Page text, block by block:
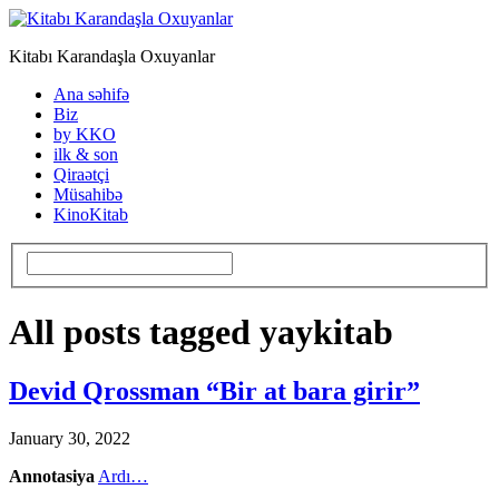
Kitabı Karandaşla Oxuyanlar
Ana səhifə
Biz
by KKO
ilk & son
Qiraətçi
Müsahibə
KinoKitab
All posts tagged yaykitab
Devid Qrossman “Bir at bara girir”
January 30, 2022
Annotasiya Ardı…